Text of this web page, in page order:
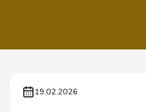
19.02.2026